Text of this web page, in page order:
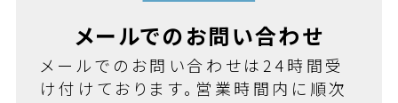
メールでのお問い合わせ
メールでのお問い合わせは24時間受
け付けております。営業時間内に順次